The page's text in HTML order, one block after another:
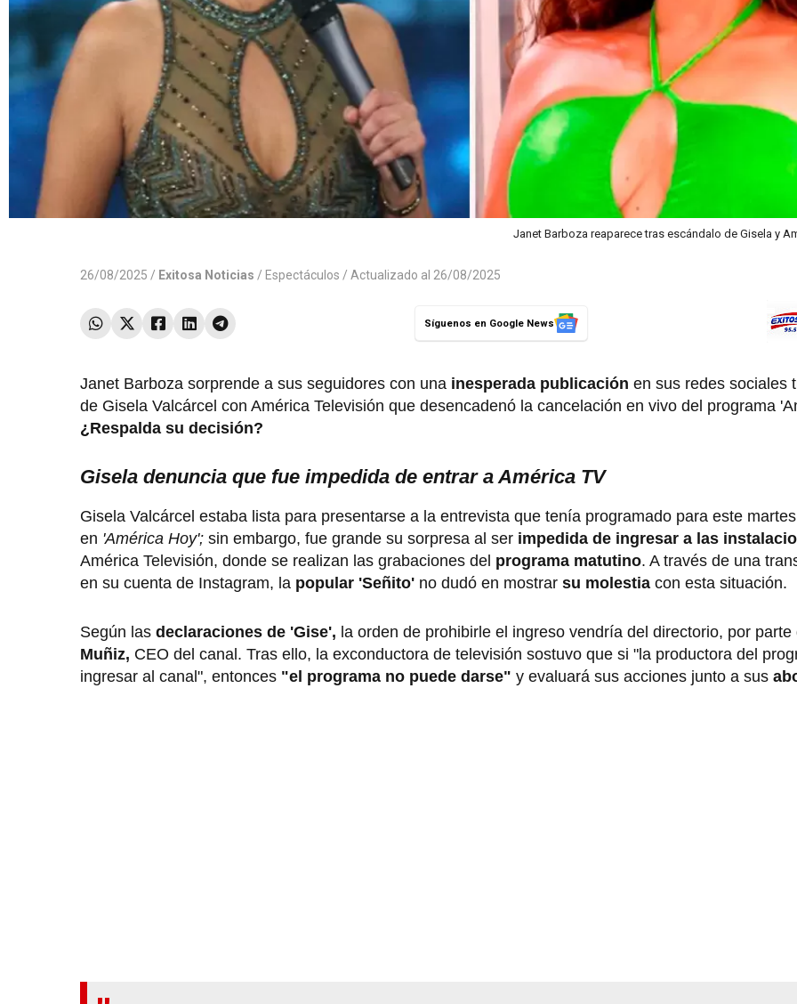
Janet Barboza reaparece tras escándalo de Gisela y
26/08/2025 / Exitosa Noticias / Espectáculos / Actualizado al 26/08/2025
Síguenos en Google News
Janet Barboza sorprende a sus seguidores con una inesperada publicación en sus redes sociales
de Gisela Valcárcel con América Televisión que desencadenó la cancelación en vivo del programa
¿Respalda su decisión?
Gisela denuncia que fue impedida de entrar a América TV
Gisela Valcárcel estaba lista para presentarse a la entrevista que tenía programado para este
en 'América Hoy'; sin embargo, fue grande su sorpresa al ser impedida de ingresar a las
América Televisión, donde se realizan las grabaciones del programa matutino. A través de una
en su cuenta de Instagram, la popular 'Señito' no dudó en mostrar su molestia con esta situación.
Según las declaraciones de 'Gise', la orden de prohibirle el ingreso vendría del directorio, por parte
Muñiz, CEO del canal. Tras ello, la exconductora de televisión sostuvo que si "la productora del
ingresar al canal", entonces "el programa no puede darse" y evaluará sus acciones junto a sus